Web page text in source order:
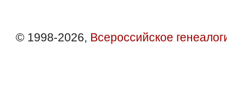
© 1998-2026, Всероссийское